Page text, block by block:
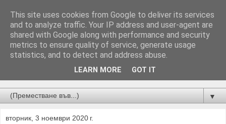
Новини от Бургас, страната и света!
▼
вторник, 3 ноември 2020 г.
This site uses cookies from Google to deliver its services
and to analyze traffic. Your IP address and user-agent are
shared with Google along with performance and security
metrics to ensure quality of service, generate usage
statistics, and to detect and address abuse.
LEARN MORE GOT IT